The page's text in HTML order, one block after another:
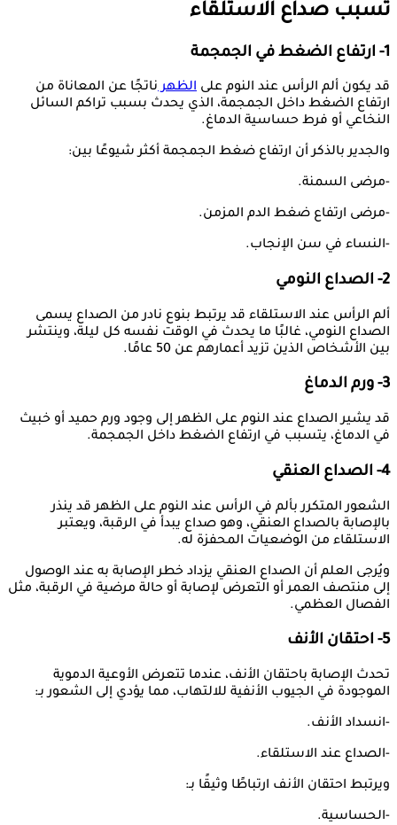
تسبب صداع الاستلقاء
1- ارتفاع الضغط في الجمجمة
قد يكون ألم الرأس عند النوم على الظهرناتجًا عن المعاناة من
ارتفاع الضغط داخل الجمجمة، الذي يحدث بسبب تراكم السائل
النخاعي أو فرط حساسية الدماغ.
والجدير بالذكر أن ارتفاع ضغط الجمجمة أكثر شيوعًا بين:
-مرضى السمنة.
-مرضى ارتفاع ضغط الدم المزمن.
-النساء في سن الإنجاب.
2- الصداع النومي
ألم الرأس عند الاستلقاء قد يرتبط بنوع نادر من الصداع يسمى
الصداع النومي، غالبًا ما يحدث في الوقت نفسه كل ليلة، وينتشر
بين الأشخاص الذين تزيد أعمارهم عن 50 عامًا.
3- ورم الدماغ
قد يشير الصداع عند النوم على الظهر إلى وجود ورم حميد أو خبيث
في الدماغ، يتسبب في ارتفاع الضغط داخل الجمجمة.
4- الصداع العنقي
الشعور المتكرر بألم في الرأس عند النوم على الظهر قد ينذر
بالإصابة بالصداع العنقي، وهو صداع يبدأ في الرقبة، ويعتبر
الاستلقاء من الوضعيات المحفزة له.
ويُرجى العلم أن الصداع العنقي يزداد خطر الإصابة به عند الوصول
إلى منتصف العمر أو التعرض لإصابة أو حالة مرضية في الرقبة، مثل
الفصال العظمي.
5- احتقان الأنف
تحدث الإصابة باحتقان الأنف، عندما تتعرض الأوعية الدموية
الموجودة في الجيوب الأنفية للالتهاب، مما يؤدي إلى الشعور بـ:
-انسداد الأنف.
-الصداع عند الاستلقاء.
ويرتبط احتقان الأنف ارتباطًا وثيقًا بـ:
-الحساسية.